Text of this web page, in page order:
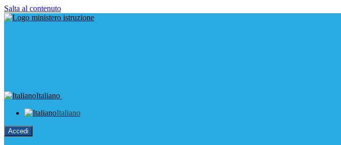
Salta al contenuto
Italiano
Italiano
Accedi